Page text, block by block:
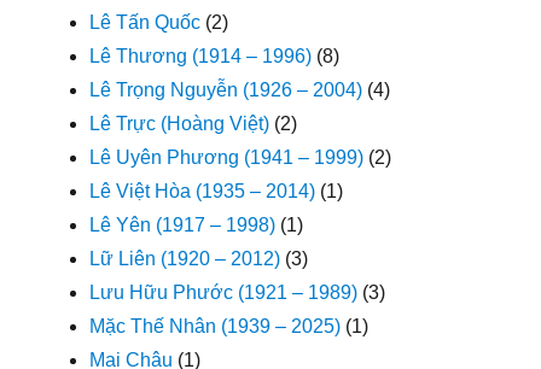
Lê Tấn Quốc (2)
Lê Thương (1914 – 1996) (8)
Lê Trọng Nguyễn (1926 – 2004) (4)
Lê Trực (Hoàng Việt) (2)
Lê Uyên Phương (1941 – 1999) (2)
Lê Việt Hòa (1935 – 2014) (1)
Lê Yên (1917 – 1998) (1)
Lữ Liên (1920 – 2012) (3)
Lưu Hữu Phước (1921 – 1989) (3)
Mặc Thế Nhân (1939 – 2025) (1)
Mai Châu (1)